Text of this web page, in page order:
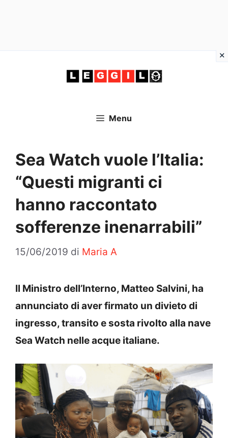
Menu
Sea Watch vuole l’Italia:
“Questi migranti ci
hanno raccontato
sofferenze inenarrabili”
15/06/2019 di Maria A
Il Ministro dell’Interno, Matteo Salvini, ha
annunciato di aver firmato un divieto di
ingresso, transito e sosta rivolto alla nave
Sea Watch nelle acque italiane.